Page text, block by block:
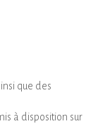
que des
à disposition sur